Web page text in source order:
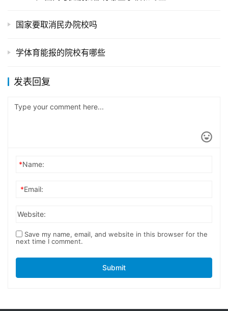
国家要取消民办院校吗
学体育能报的院校有哪些
发表回复
*Name:
*Email:
Website:
Save my name, email, and website in this browser for the
next time I comment.
Submit